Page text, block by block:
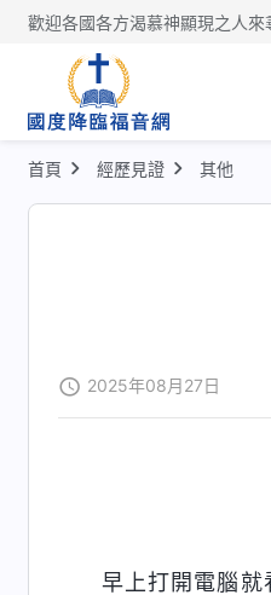
歡迎各國各方渴慕神顯現之人來
首頁 經歷見證 其他
2025年08月27日
早上打開電腦就